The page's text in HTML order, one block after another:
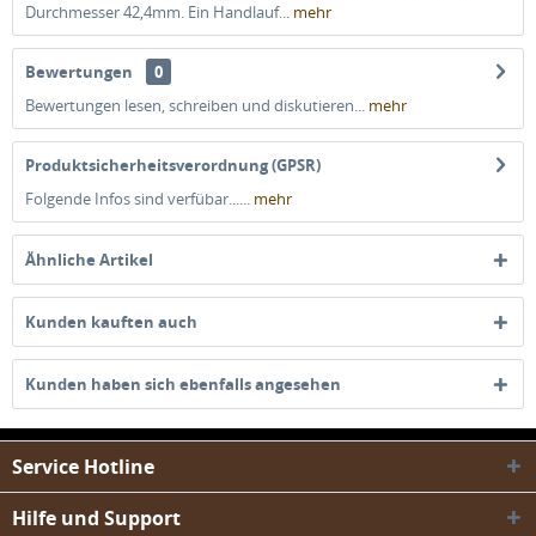
Durchmesser 42,4mm. Ein Handlauf... mehr
Bewertungen
0
Bewertungen lesen, schreiben und diskutieren... mehr
Produktsicherheitsverordnung (GPSR)
Folgende Infos sind verfübar...... mehr
Ähnliche Artikel
Kunden kauften auch
Kunden haben sich ebenfalls angesehen
Service Hotline
Hilfe und Support